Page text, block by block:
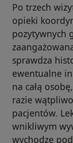
Po trzech
opieki
pozytywnych
sprawdza
ewentualne
na całą
razie
pacjentów.
wnikliwym
wychodzę